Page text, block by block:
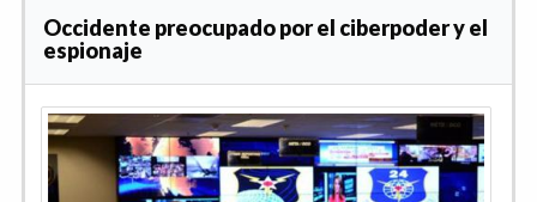
Occidente preocupado por el ciberpoder y el
espionaje